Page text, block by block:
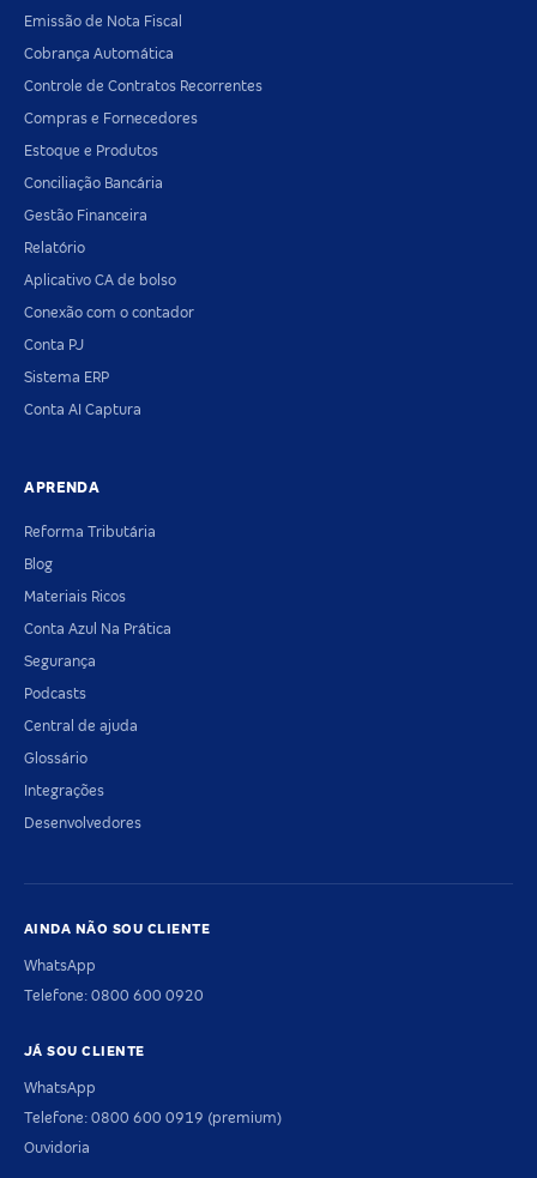
Emissão de Nota Fiscal
Cobrança Automática
Controle de Contratos Recorrentes
Compras e Fornecedores
Estoque e Produtos
Conciliação Bancária
Gestão Financeira
Relatório
Aplicativo CA de bolso
Conexão com o contador
Conta PJ
Sistema ERP
Conta AI Captura
APRENDA
Reforma Tributária
Blog
Materiais Ricos
Conta Azul Na Prática
Segurança
Podcasts
Central de ajuda
Glossário
Integrações
Desenvolvedores
AINDA NÃO SOU CLIENTE
WhatsApp
Telefone: 0800 600 0920
JÁ SOU CLIENTE
WhatsApp
Telefone: 0800 600 0919 (premium)
Ouvidoria